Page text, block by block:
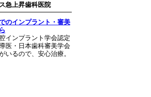
急上昇歯科医院
のインプラント・審美
インプラント学会認定
医・日本歯科審美学会
いるので、安心治療。